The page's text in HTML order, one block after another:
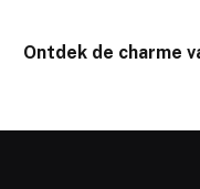
Ontdek de charme